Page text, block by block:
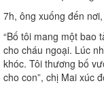
7h, ông xuống đến
“Bố tôi mang một bao
cho cháu ngoại. Lúc
khóc. Tôi thương bố
cho con”, chị Mai xúc